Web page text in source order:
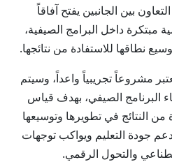
بين الجانبين يفتح آفاقاً
مبتكرة داخل البرامج الصيفية،
نطاقها للاستفادة من نتائجها.
مشروعاً تجريبياً واعداً، وسيتم
البرنامج الصيفي، بهدف قياس
من النتائج في تطويرها وتوسيعها
جودة التعليم ويواكب توجهات
والتحول الرقمي.